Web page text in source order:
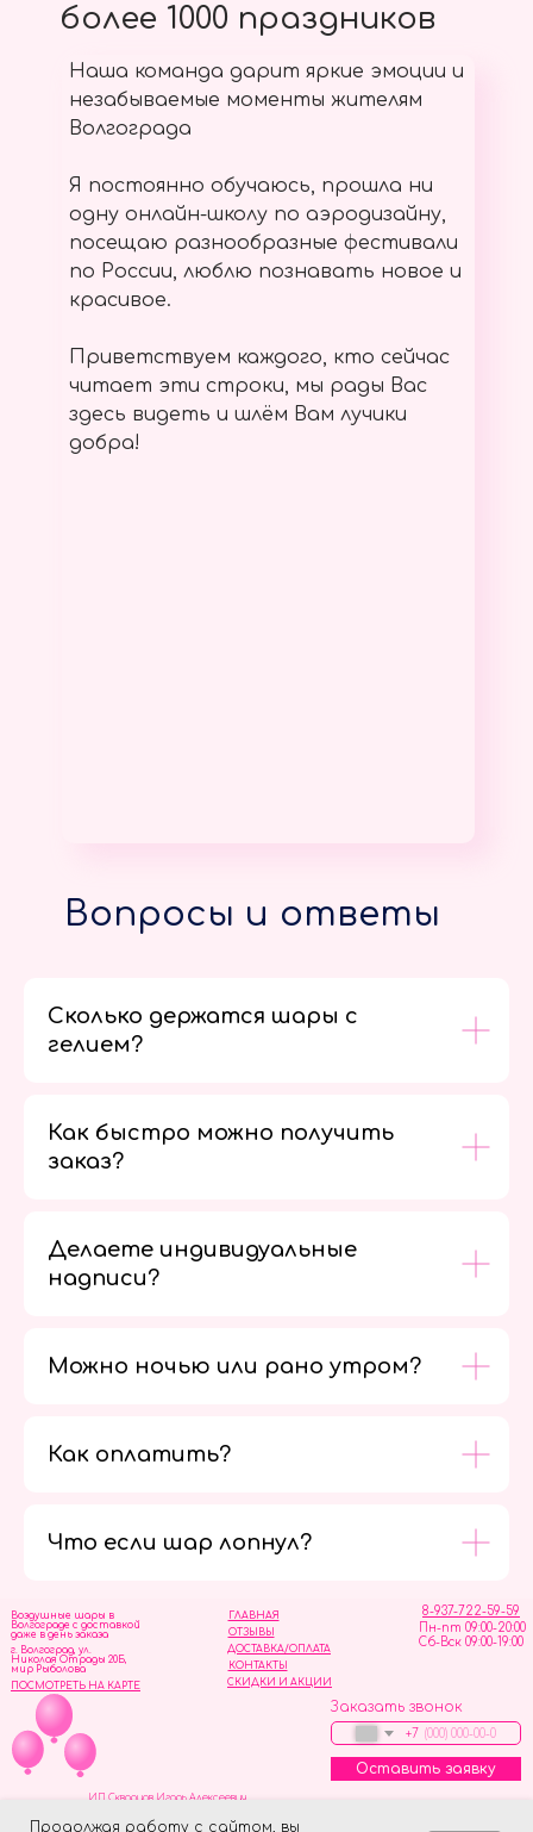
Продолжая работу с сайтом, вы
более 1000 праздников
Наша команда дарит яркие эмоции и
незабываемые моменты жителям
Волгограда
Я постоянно обучаюсь, прошла ни
одну онлайн-школу по аэродизайну,
посещаю разнообразные фестивали
по России, люблю познавать новое и
красивое.
Приветствуем каждого, кто сейчас
читает эти строки, мы рады Вас
здесь видеть и шлём Вам лучики
добра!
Вопросы и ответы
Сколько держатся шары с
гелием?
Как быстро можно получить
заказ?
Делаете индивидуальные
надписи?
Можно ночью или рано утром?
Как оплатить?
Что если шар лопнул?
ОТЗЫВЫ
ГЛАВНАЯ
ДОСТАВКА/ОПЛАТА
СКИДКИ И АКЦИИ
КОНТАКТЫ
8-937-722-59-59
Пн-пт 09:00-20:00
Сб-Вск 09:00-19:00
Воздушные шары в
Волгограде с доставкой
даже в день заказа
Заказать звонок
+7
Оставить заявку
г. Волгоград, ул.
Николая Отрады 20Б,
мир Рыболова
ПОСМОТРЕТЬ НА КАРТЕ
ИП Скворцов Игорь Алексеевич